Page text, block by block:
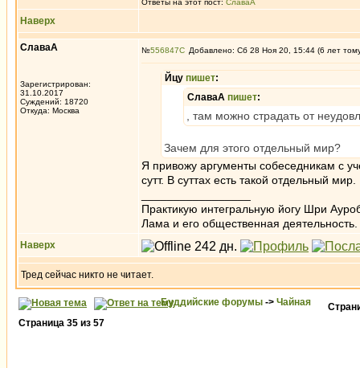
Ответы на этот пост: СлаваА
Наверх
СлаваА
Зарегистрирован:
31.10.2017
Суждений: 18720
Откуда: Москва
№556847 Добавлено: Сб 28 Ноя 20, 15:44 (6 лет
Йцу пишет:
СлаваА пишет:
, там можно страдать от
Зачем для этого отдельный мир?
Я привожу аргументы собеседникам с
сутт. В суттах есть такой отдельный мир.
Практикую интегральную йогу Шри
Лама и его общественная деятельность.
Наверх
Тред сейчас никто не читает.
Буддийские форумы -> Чайная
Страница 35 из 57